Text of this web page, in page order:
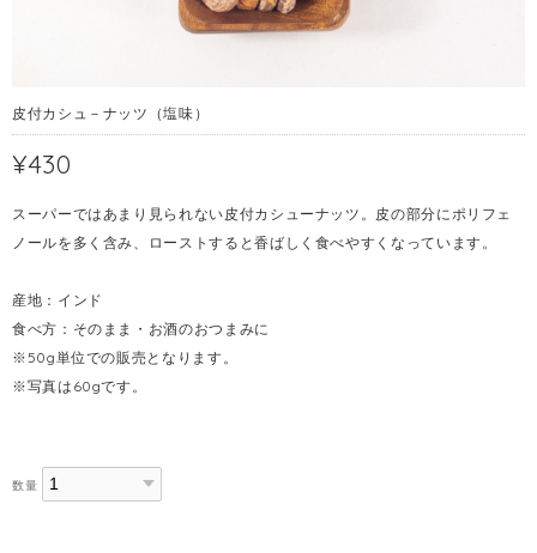
皮付カシュ－ナッツ（塩味）
¥430
スーパーではあまり見られない皮付カシューナッツ。皮の部分にポリフェ
ノールを多く含み、ローストすると香ばしく食べやすくなっています。
産地：インド
食べ方：そのまま・お酒のおつまみに
※50g単位での販売となります。
※写真は60gです。
数量